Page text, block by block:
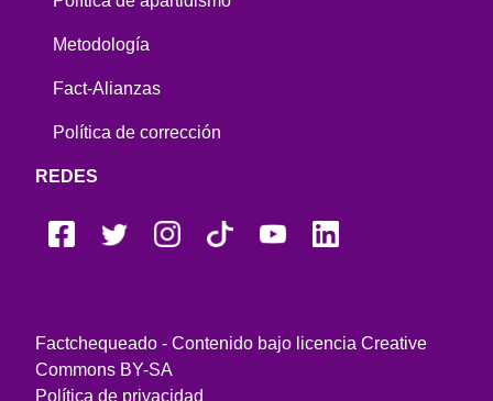
Metodología
Fact-Alianzas
Política de corrección
REDES
Factchequeado - Contenido bajo licencia Creative
Commons BY-SA
Política de privacidad